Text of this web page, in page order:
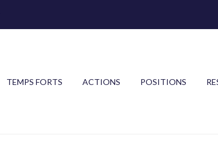
TEMPS FORTS ACTIONS POSITIONS